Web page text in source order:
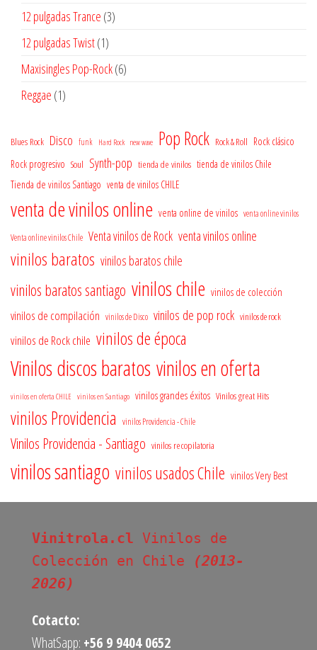
productos
12 pulgadas Trance 33
12 pulgadas Twist 11
producto
Maxisingles Pop-Rock 66
Reggae 11
Blues Rock Disco funk Hard Rock new wave Pop Rock Rock & Roll Rock clásico
Rock progresivo Soul Synth-pop tienda de vinilos tienda de vinilos Chile
Tienda de vinilos Santiago venta de vinilos CHILE
venta de vinilos online venta online de vinilos venta online vinilos
Venta online vinilos Chile Venta vinilos de Rock venta vinilos online
vinilos baratos vinilos baratos chile
vinilos baratos santiago vinilos chile vinilos de colección
vinilos de compilación vinilos de Disco vinilos de pop rock vinilos de rock
vinilos de Rock chile vinilos de época
Vinilos discos baratos vinilos en oferta
vinilos en oferta CHILE vinilos en Santiago vinilos grandes éxitos Vinilos great Hits
vinilos Providencia vinilos Providencia - Chile
Vinilos Providencia - Santiago vinilos recopilatoria
vinilos santiago vinilos usados Chile vinilos Very Best
Vinitrola.cl Vinilos de
Colección en Chile
(2013-
2026)
Cotacto:
WhatSapp: +56 9 9404 0652